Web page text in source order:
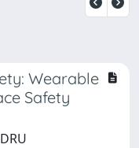
Wearable
Safety